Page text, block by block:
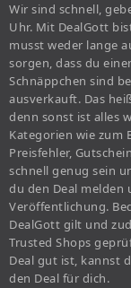
Wir sind schnell,
Uhr. Mit DealGott
musst weder lange
sorgen, dass du
Schnäppchen sind
ausverkauft. Das
denn sonst ist alles
Kategorien wie zum
Preisfehler,
schnell genug sein
du den Deal
Veröffentlichung.
DealGott gilt und
Trusted Shops
Deal gut ist, kannst
den Deal für dich.